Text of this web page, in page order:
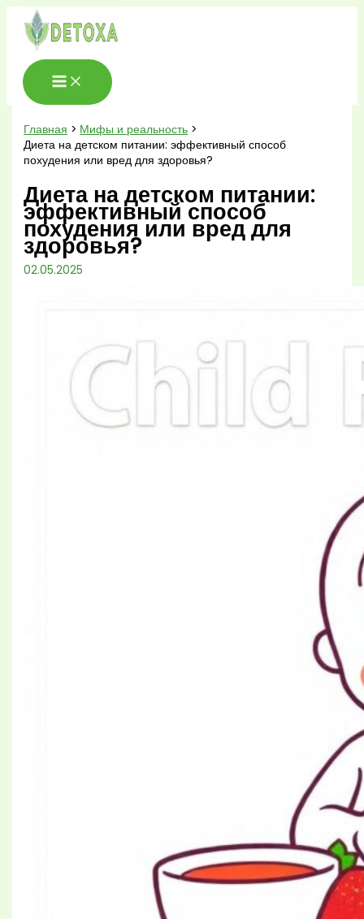
Перейти
содержимому
Главная
Мифы и реальность
Диета на детском питании: эффективный способ
похудения или вред для здоровья?
Диета на детском питании:
эффективный способ
похудения или вред для
здоровья?
02.05.2025